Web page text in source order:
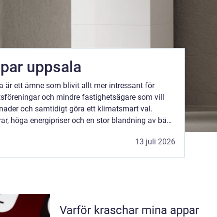
uppsala
är ett ämne som blivit allt mer intressant för
och mindre fastighetsägare som vill
och samtidigt göra ett klimatsmart val.
höga energipriser och en stor blandning av både
13 juli 2026
Varför kraschar mina appar